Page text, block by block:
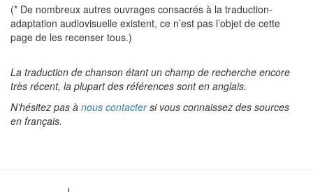
(* De nombreux autres ouvrages consacrés à la traduction-
adaptation audiovisuelle existent, ce n’est pas l’objet de cette
page de les recenser tous.)
La traduction de chanson étant un champ de recherche encore
très récent, la plupart des références sont en anglais.
N’hésitez pas à nous contactersi vous connaissez des sources
en français.